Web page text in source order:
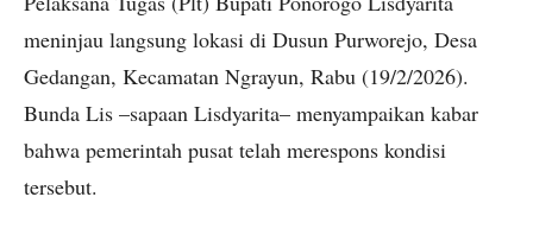
meninjau langsung lokasi di Dusun Purworejo, Desa
Gedangan, Kecamatan Ngrayun, Rabu (19/2/2026).
Bunda Lis –sapaan Lisdyarita– menyampaikan kabar
bahwa pemerintah pusat telah merespons kondisi
tersebut.